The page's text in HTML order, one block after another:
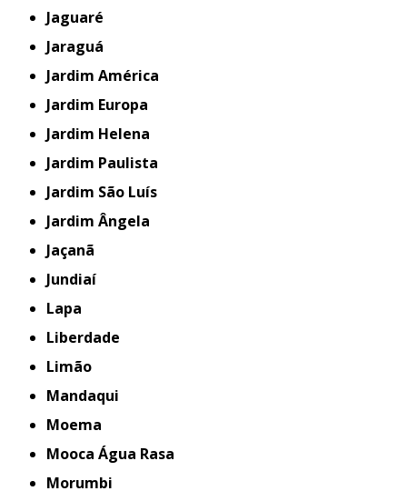
Jaguaré
Jaraguá
Jardim América
Jardim Europa
Jardim Helena
Jardim Paulista
Jardim São Luís
Jardim Ângela
Jaçanã
Jundiaí
Lapa
Liberdade
Limão
Mandaqui
Moema
Mooca Água Rasa
Morumbi